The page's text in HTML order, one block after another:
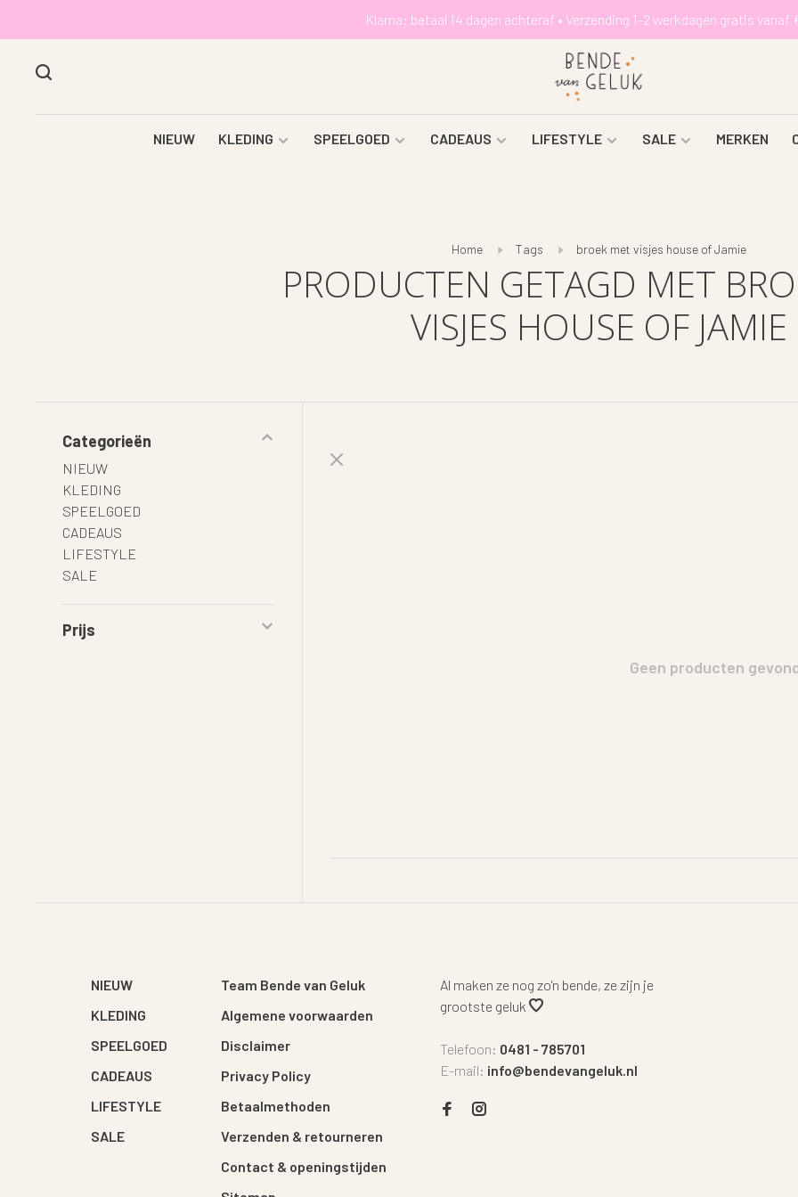
Klarna: betaal 14 dagen achteraf • Verzending 1-2 werkdagen gratis vanaf
NIEUW KLEDING SPEELGOED CADEAUS LIFESTYLE SALE MERKEN
Home Tags broek met visjes house of Jamie
PRODUCTEN GETAGD MET
VISJES HOUSE OF JAMIE
Categorieën
NIEUW
KLEDING
SPEELGOED
CADEAUS
LIFESTYLE
SALE
Prijs
Geen producten
NIEUW
KLEDING
SPEELGOED
CADEAUS
LIFESTYLE
SALE
Team Bende van Geluk
Algemene voorwaarden
Disclaimer
Privacy Policy
Betaalmethoden
Verzenden & retourneren
Contact & openingstijden
Al maken ze nog zo'n bende, ze zijn je
grootste geluk
Telefoon: 0481 - 785701
E-mail: info@bendevangeluk.nl